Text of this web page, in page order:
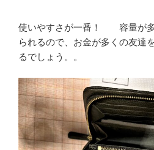
使いやすさが一番！ 容量が多
られるので、お金が多くの友達
るでしょう。。